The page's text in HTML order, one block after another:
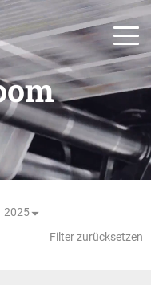
2025
Filter zurücksetzen